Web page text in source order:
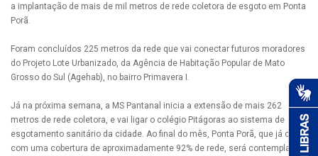
a implantação de mais de mil metros de rede coletora de esgoto em Ponta
Porã.
Foram concluídos 225 metros da rede que vai conectar futuros moradores
do Projeto Lote Urbanizado, da Agência de Habitação Popular de Mato
Grosso do Sul (Agehab), no bairro Primavera I.
Já na próxima semana, a MS Pantanal inicia a extensão de mais 262
metros de rede coletora, e vai ligar o colégio Pitágoras ao sistema de
esgotamento sanitário da cidade. Ao final do mês, Ponta Porã, que já conta
com uma cobertura de aproximadamente 92% de rede, será contemplada